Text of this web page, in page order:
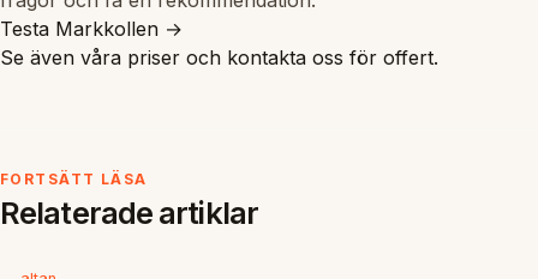
Testa Markkollen →
Se även våra priser och kontakta oss för offert.
FORTSÄTT LÄSA
Relaterade artiklar